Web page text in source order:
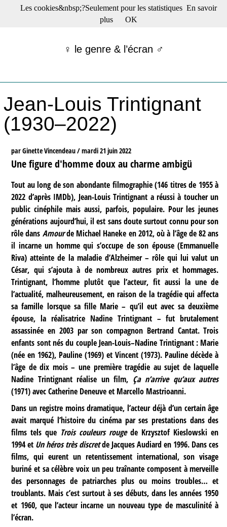
☰ Menu
Films récents
Tribunes
Archives
Actu : "La Nouvelle Vague"
S’abonner à la Lettre !
♀ le genre & l’écran ♂
Jean-Louis Trintignant
(1930–2022)
par Ginette Vincendeau /mardi 21 juin 2022
Une figure d'homme doux au charme ambigü
Tout au long de son abondante filmographie (146 titres de 1955 à
2022 d’après IMDb), Jean-Louis Trintignant a réussi à toucher un
public cinéphile mais aussi, parfois, populaire. Pour les jeunes
générations aujourd’hui, il est sans doute surtout connu pour son
rôle dans Amourde Michael Haneke en 2012, où à l’âge de 82 ans
il incarne un homme qui s’occupe de son épouse (Emmanuelle
Riva) atteinte de la maladie d’Alzheimer – rôle qui lui valut un
César, qui s’ajouta à de nombreux autres prix et hommages.
Trintignant, l’homme plutôt que l’acteur, fit aussi la une de
l’actualité, malheureusement, en raison de la tragédie qui affecta
sa famille lorsque sa fille Marie – qu’il eut avec sa deuxième
épouse, la réalisatrice Nadine Trintignant – fut brutalement
assassinée en 2003 par son compagnon Bertrand Cantat. Trois
enfants sont nés du couple Jean-Louis–Nadine Trintignant : Marie
(née en 1962), Pauline (1969) et Vincent (1973). Pauline décède à
l’âge de dix mois – une première tragédie au sujet de laquelle
Nadine Trintignant réalise un film, Ça n’arrive qu’aux autres
(1971) avec Catherine Deneuve et Marcello Mastrioanni.
Dans un registre moins dramatique, l’acteur déjà d’un certain âge
avait marqué l’histoire du cinéma par ses prestations dans des
films tels que Trois couleurs rougede Krzysztof Kieslowski en
1994 et Un héros très discretde Jacques Audiard en 1996. Dans ces
films, qui eurent un retentissement international, son visage
buriné et sa célèbre voix un peu traînante composent à merveille
des personnages de patriarches plus ou moins troubles… et
troublants. Mais c’est surtout à ses débuts, dans les années 1950
et 1960, que l’acteur incarne un nouveau type de masculinité à
l’écran.
Les cookies&nbsp;?Seulement pour les statistiques En savoir
plus
OK